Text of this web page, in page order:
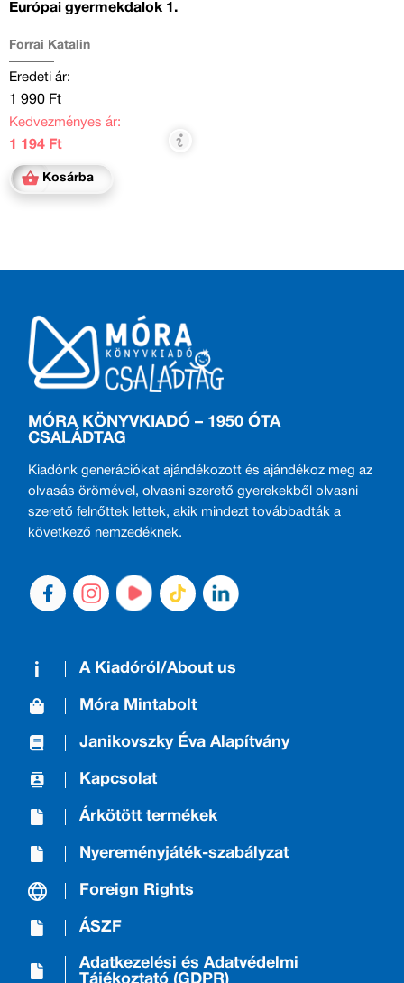
Európai gyermekdalok 1.
Forrai Katalin
Eredeti ár:
1 990 Ft
Kedvezményes ár:
1 194 Ft
Kosárba
MÓRA KÖNYVKIADÓ – 1950 ÓTA
CSALÁDTAG
Kiadónk generációkat ajándékozott és ajándékoz meg az
olvasás örömével, olvasni szerető gyerekekből olvasni
szerető felnőttek lettek, akik mindezt továbbadták a
következő nemzedéknek.
A Kiadóról/About us
Móra Mintabolt
Janikovszky Éva Alapítvány
Kapcsolat
Árkötött termékek
Nyereményjáték-szabályzat
Foreign Rights
ÁSZF
Adatkezelési és Adatvédelmi
Tájékoztató (GDPR)